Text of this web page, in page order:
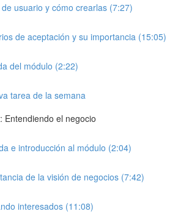
usuario y cómo crearlas (7:27)
de aceptación y su importancia (15:05)
del módulo (2:22)
tarea de la semana
Entendiendo el negocio
e introducción al módulo (2:04)
de la visión de negocios (7:42)
interesados (11:08)